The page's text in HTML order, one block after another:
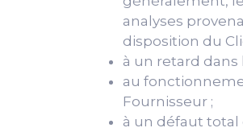
analyses
disposition du
à un retard dans
au
Fournisseur ;
à un défaut